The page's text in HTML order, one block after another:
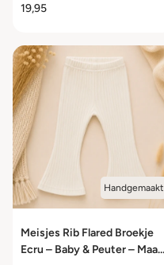
19,95
Handgemaakt
Meisjes Rib Flared Broekje
Ecru – Baby & Peuter – Maat